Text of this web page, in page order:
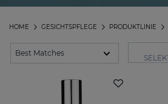
PRODUKTLINIE
GESICHTSPFLEGE
HOME